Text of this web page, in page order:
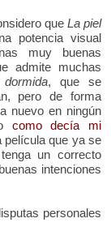
que La piel
potencia visual
muy buenas
admite muchas
, que se
pero de forma
nuevo en ningún
como decía mi
película que ya se
un correcto
intenciones
personales